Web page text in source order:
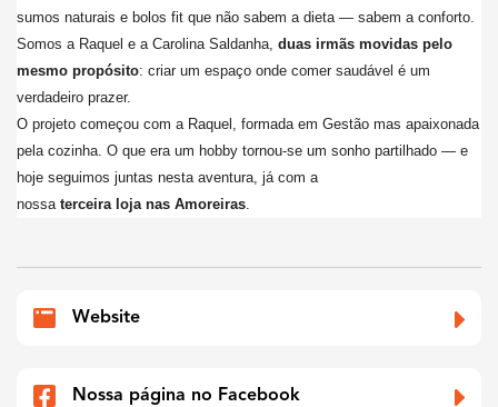
sumos naturais e bolos fit que não sabem a dieta — sabem a conforto.
Somos a Raquel e a Carolina Saldanha, duas irmãs movidas pelo
mesmo propósito: criar um espaço onde comer saudável é um
verdadeiro prazer.
O projeto começou com a Raquel, formada em Gestão mas apaixonada
pela cozinha. O que era um hobby tornou-se um sonho partilhado — e
hoje seguimos juntas nesta aventura, já com a
nossa terceira loja nas Amoreiras
Website
Nossa página no Facebook